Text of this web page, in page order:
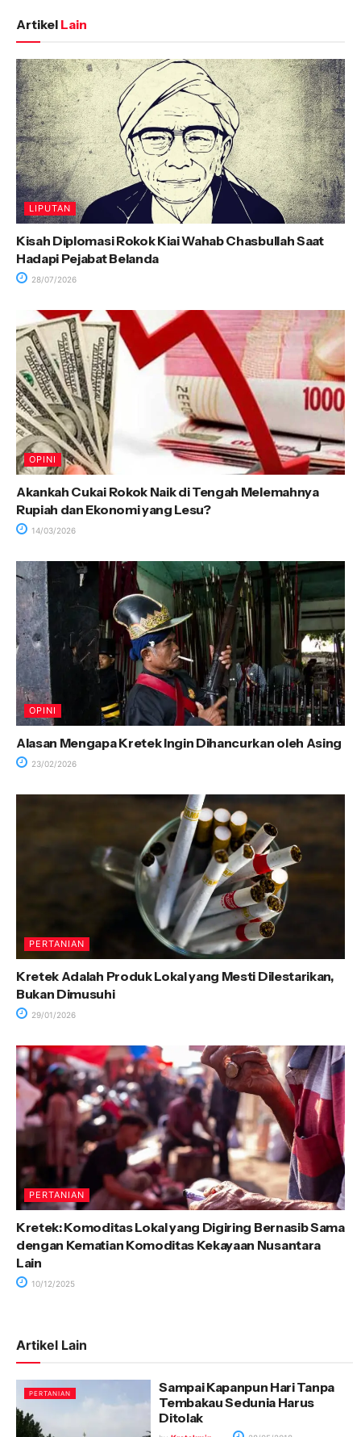
Artikel Lain
LIPUTAN
Kisah Diplomasi Rokok Kiai Wahab Chasbullah Saat
Hadapi Pejabat Belanda
28/07/2026
OPINI
Akankah Cukai Rokok Naik di Tengah Melemahnya
Rupiah dan Ekonomi yang Lesu?
14/03/2026
OPINI
Alasan Mengapa Kretek Ingin Dihancurkan oleh Asing
23/02/2026
PERTANIAN
Kretek Adalah Produk Lokal yang Mesti Dilestarikan,
Bukan Dimusuhi
29/01/2026
PERTANIAN
Kretek: Komoditas Lokal yang Digiring Bernasib Sama
dengan Kematian Komoditas Kekayaan Nusantara
Lain
10/12/2025
Artikel Lain
PERTANIAN
Sampai Kapanpun Hari Tanpa
Tembakau Sedunia Harus
Ditolak